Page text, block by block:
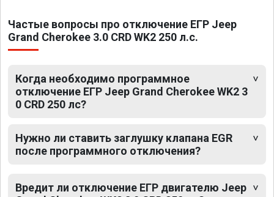
Частые вопросы про отключение ЕГР Jeep
Grand Cherokee 3.0 CRD WK2 250 л.с.
Когда необходимо программное
отключение ЕГР Jeep Grand Cherokee WK2 3
0 CRD 250 лс?
Нужно ли ставить заглушку клапана EGR
после программного отключения?
Вредит ли отключение ЕГР двигателю Jeep